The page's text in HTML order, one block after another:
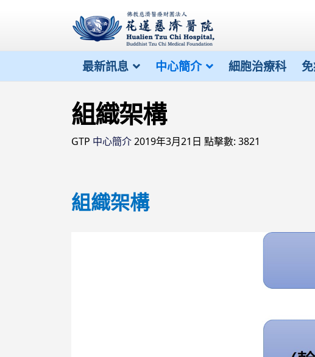
最新訊息 中心簡介 細胞治療科
組織架構
GTP 中心簡介2019年3月21日 點擊數: 3821
組織架構